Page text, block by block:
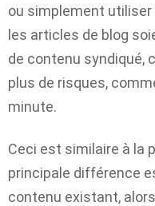
ou simplement
les articles de blog
de contenu syndiqué,
plus de risques,
minute.
Ceci est similaire à la
principale différence
contenu existant,